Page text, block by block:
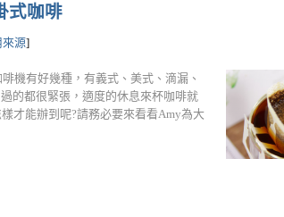
式咖啡
來源]
機有好幾種，有義式、美式、滴漏、
的都很緊張，適度的休息來杯咖啡就
才能辦到呢?請務必要來看看Amy為大